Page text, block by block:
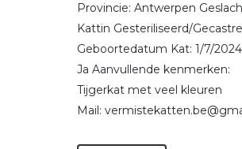
Provincie: Antwerpen
Kattin Gesteriliseerd/
Geboortedatum Kat: 1/7/
Ja Aanvullende kenmerken:
Tijgerkat met veel kleuren
Mail: